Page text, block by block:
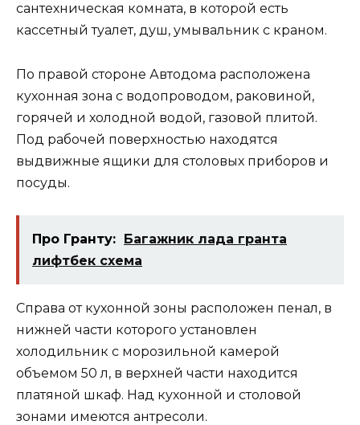
сантехническая комната, в которой есть
кассетный туалет, душ, умывальник с краном.
По правой стороне Автодома расположена
кухонная зона с водопроводом, раковиной,
горячей и холодной водой, газовой плитой.
Под рабочей поверхностью находятся
выдвижные ящики для столовых приборов и
посуды.
Про Гранту: Багажник лада гранта
лифтбек схема
Справа от кухонной зоны расположен пенал, в
нижней части которого установлен
холодильник с морозильной камерой
объемом 50 л, в верхней части находится
платяной шкаф. Над кухонной и столовой
зонами имеются антресоли.